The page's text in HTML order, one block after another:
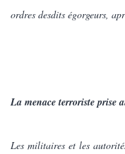
ordres desdits égorgeurs,
La menace terroriste prise
Les militaires et les